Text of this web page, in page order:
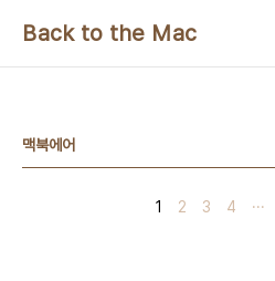
Back to the Mac
맥북에어
1 2 3 4 ···